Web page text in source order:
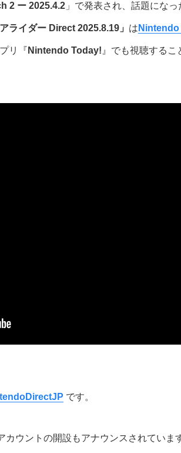
2 ー 2025.4.2」で発表され、話題にな
ライダー Direct 2025.8.19」 は Nintendo
リ『 Nintendo Today! 』でも視聴する
です。
ウントの開設もアナウンスされていま